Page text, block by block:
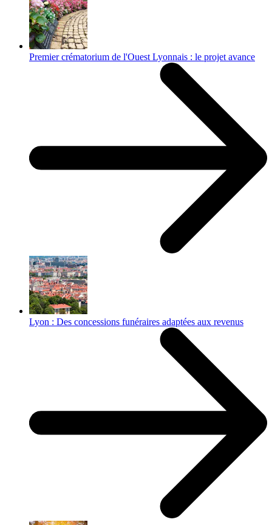
Premier crématorium de l'Ouest Lyonnais : le projet avance
Lyon : Des concessions funéraires adaptées aux revenus